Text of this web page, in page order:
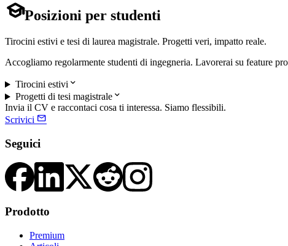
Posizioni per studenti
Tirocini estivi e tesi di laurea magistrale. Progetti veri, impatto reale.
Accogliamo regolarmente studenti di ingegneria. Lavorerai su feature
Tirocini estivi 
Progetti di tesi magistrale
Invia il CV e raccontaci cosa ti interessa. Siamo flessibili.
Scrivici 
Seguici
Prodotto
Premium